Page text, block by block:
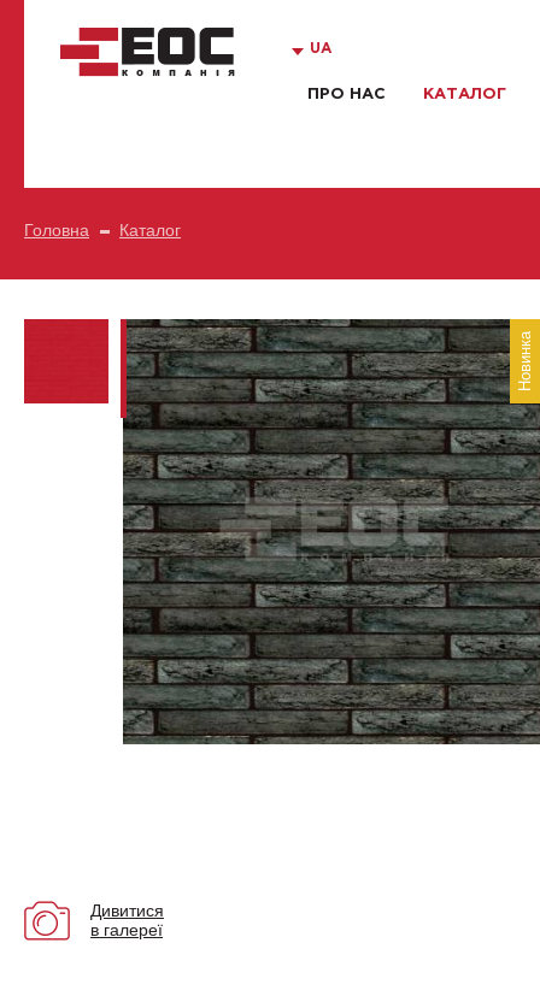
UA
ПРО НАС КАТАЛОГ
Головна Каталог
Новинка
Дивитися
в галереї